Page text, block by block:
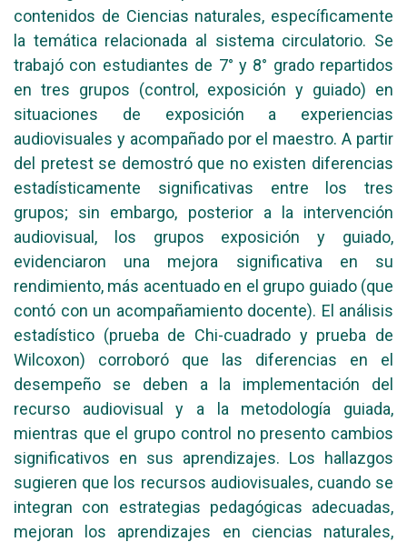
contenidos de Ciencias naturales, específicamente
la temática relacionada al sistema circulatorio. Se
trabajó con estudiantes de 7° y 8° grado repartidos
en tres grupos (control, exposición y guiado) en
situaciones de exposición a experiencias
audiovisuales y acompañado por el maestro. A partir
del pretest se demostró que no existen diferencias
estadísticamente significativas entre los tres
grupos; sin embargo, posterior a la intervención
audiovisual, los grupos exposición y guiado,
evidenciaron una mejora significativa en su
rendimiento, más acentuado en el grupo guiado (que
contó con un acompañamiento docente). El análisis
estadístico (prueba de Chi-cuadrado y prueba de
Wilcoxon) corroboró que las diferencias en el
desempeño se deben a la implementación del
recurso audiovisual y a la metodología guiada,
mientras que el grupo control no presento cambios
significativos en sus aprendizajes. Los hallazgos
sugieren que los recursos audiovisuales, cuando se
integran con estrategias pedagógicas adecuadas,
mejoran los aprendizajes en ciencias naturales,